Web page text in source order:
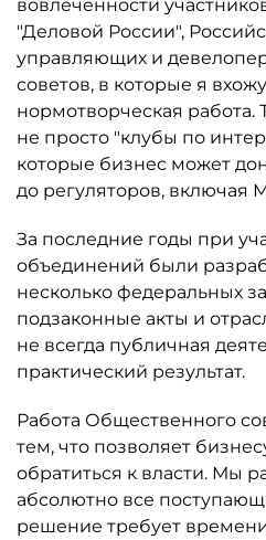
вовлечённости
"Деловой России",
управляющих и
советов, в которые я
нормотворческая работа.
не просто "клубы по
которые бизнес может
до регуляторов,
За последние годы при
объединений были
несколько федеральных
подзаконные акты и
не всегда публичная
практический результат.
Работа Общественного
тем, что позволяет
обратиться к власти. Мы
абсолютно все
решение требует